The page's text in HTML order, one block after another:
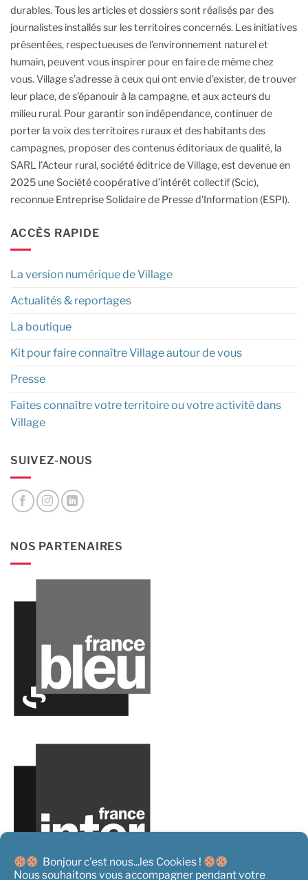
Bonjour c'est nous...les Cookies !
Nous souhaitons vous accompagner pendant votre
durables.Tous les articles et dossiers sont réalisés par des
journalistes installés sur les territoires concernés. Les initiatives
présentées, respectueuses de l’environnement naturel et
humain, peuvent vous inspirer pour en faire de même chez
vous.Village s'adresse à ceux qui ont envie d’exister, de trouver
leur place, de s’épanouir à la campagne, et aux acteurs du
milieu rural. Pour garantir son indépendance, continuer de
porter la voix des territoires ruraux et des habitants des
campagnes, proposer des contenus éditoriaux de qualité, la
SARL l’Acteur rural, société éditrice de Village, est devenue en
2025 une Société coopérative d’intérêt collectif (Scic),
reconnue Entreprise Solidaire de Presse d’Information (ESPI).
ACCÈS RAPIDE
La version numérique de Village
Actualités & reportages
La boutique
Kit pour faire connaître Village autour de vous
Presse
Faites connaître votre territoire ou votre activité dans
Village
SUIVEZ-NOUS
NOS PARTENAIRES